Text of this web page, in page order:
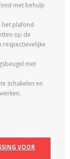
met behulp
het plafond
op de
respectievelijke
met
schakelen en
VOOR